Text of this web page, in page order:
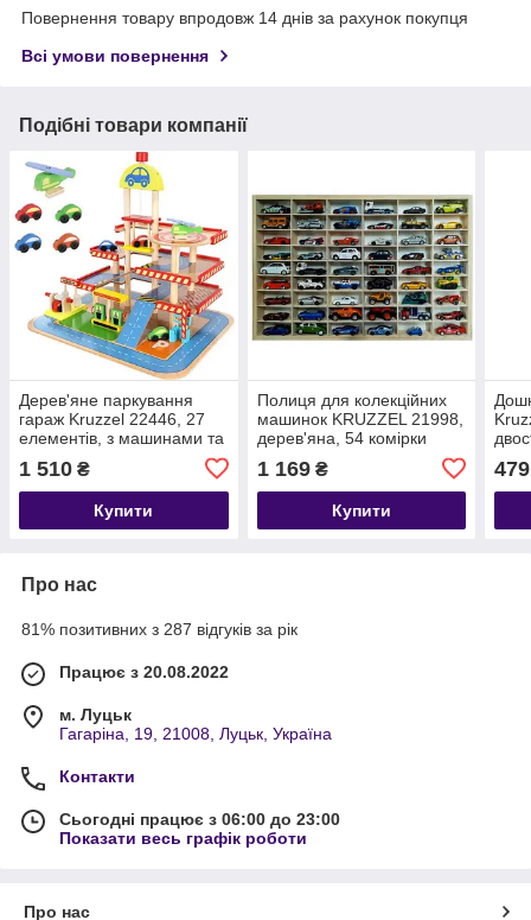
Повернення товару впродовж 14 днів за рахунок покупця
Всі умови повернення
Подібні товари компанії
Дерев'яне паркування
гараж Kruzzel 22446, 27
елементів, з машинами та
1 510 ₴
Купити
Полиця для колекційних
машинок KRUZZEL 21998,
дерев'яна, 54 комірки
1 169₴
Купити
479
Про нас
81% позитивних з 287 відгуків за рік
Працює з 20.08.2022
м. Луцьк
Гагаріна, 19, 21008, Луцьк, Україна
Контакти
Сьогодні працює з 06:00 до 23:00
Показати весь графік роботи
Про нас